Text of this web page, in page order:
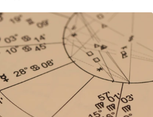
snímky. Podle autorky publikace
tomu předcházelo 13 let
Kniha vychází u příležitosti
povýšení Přerova na královské město,
Lenka Chalupová.